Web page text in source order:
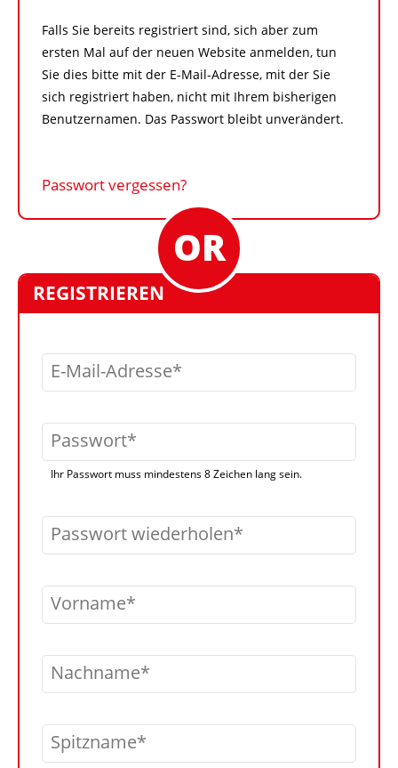
Falls Sie bereits registriert sind, sich aber zum
ersten Mal auf der neuen Website anmelden, tun
Sie dies bitte mit der E-Mail-Adresse, mit der Sie
sich registriert haben, nicht mit Ihrem bisherigen
Benutzernamen. Das Passwort bleibt unverändert.
Passwort vergessen?
REGISTRIEREN
E-Mail-Adresse
Passwort
Ihr Passwort muss mindestens 8 Zeichen lang sein.
Passwort wiederholen
Vorname
Nachname
Spitzname